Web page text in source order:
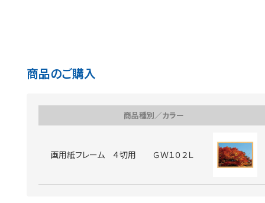
商品のご購入
商品種別／カラー
画用紙フレーム ４切用 ＧＷ１０２Ｌ